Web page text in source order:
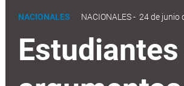
NACIONALES NACIONALES- 24 de junio